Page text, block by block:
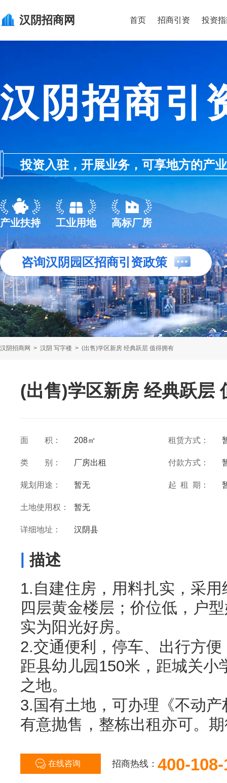
汉阴招商网 首页 招商引资 投资
汉阴招商引
投资入驻，开展业务，可享地方的产
产业扶持 工业用地 高标厂房
咨询汉阴园区招商引资政策
汉阴招商网 > 汉阴 写字楼 > (出售)学区新房 经典跃层 值得拥有
(出售)学区新房 经典跃层
面 积： 208㎡ 租赁方式：
类 别： 厂房出租 付款方式：
规划用途： 暂无 起 租 期：
土地使用权： 暂无
详细地址： 汉阴县
描述
1.自建住房，用料扎实，采
四层黄金楼层；价位低，户
实为阳光好房。
2.交通便利，停车、出行方
距县幼儿园150米，距城关小
之地。
3.国有土地，可办理《不动
有意抛售，整栋出租亦可。
在线咨询 招商热线： 400-